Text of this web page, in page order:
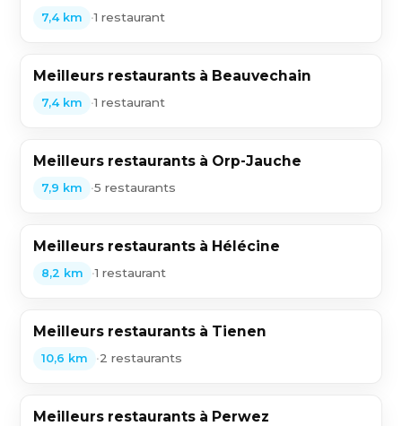
7,4 km •1 restaurant
Meilleurs restaurants à Beauvechain
7,4 km •1 restaurant
Meilleurs restaurants à Orp-Jauche
7,9 km •5 restaurants
Meilleurs restaurants à Hélécine
8,2 km •1 restaurant
Meilleurs restaurants à Tienen
10,6 km •2 restaurants
Meilleurs restaurants à Perwez